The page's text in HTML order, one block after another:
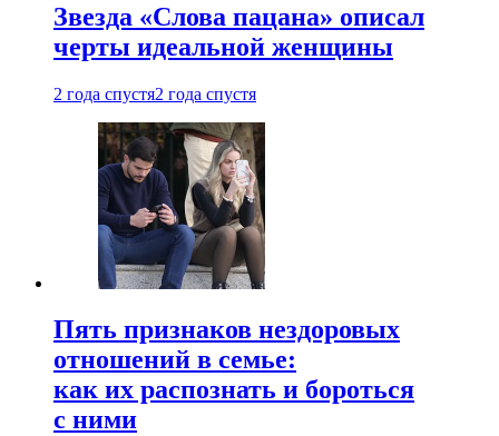
Звезда «Слова пацана» описал
черты идеальной женщины
2 года спустя2 года спустя
Пять признаков нездоровых
отношений в семье:
как их распознать и бороться
с ними